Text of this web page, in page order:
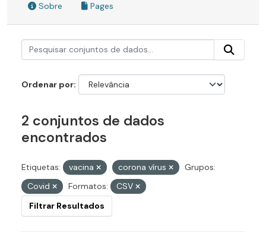
Sobre Pages
Ordenar por
2 conjuntos de dados
encontrados
Etiquetas: vacina corona vírus
Grupos:
Covid
Formatos:
CSV
Filtrar Resultados